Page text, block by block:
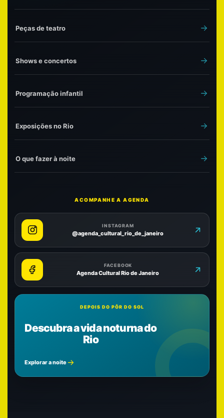
Peças de teatro
Shows e concertos
Programação infantil
Exposições no Rio
O que fazer à noite
ACOMPANHE A AGENDA
INSTAGRAM
@agenda_cultural_rio_de_janeiro
FACEBOOK
Agenda Cultural Rio de Janeiro
DEPOIS DO PÔR DO SOL
Descubra a vida noturna do
Rio
Explorar a noite